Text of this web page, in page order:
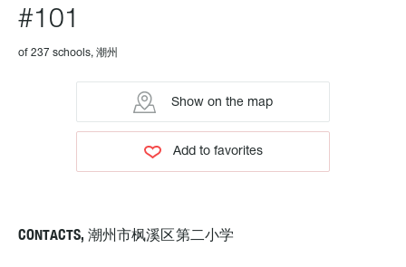
#101
of 237 schools, 潮州
Show on the map
Add to favorites
CONTACTS, 潮州市枫溪区第二小学